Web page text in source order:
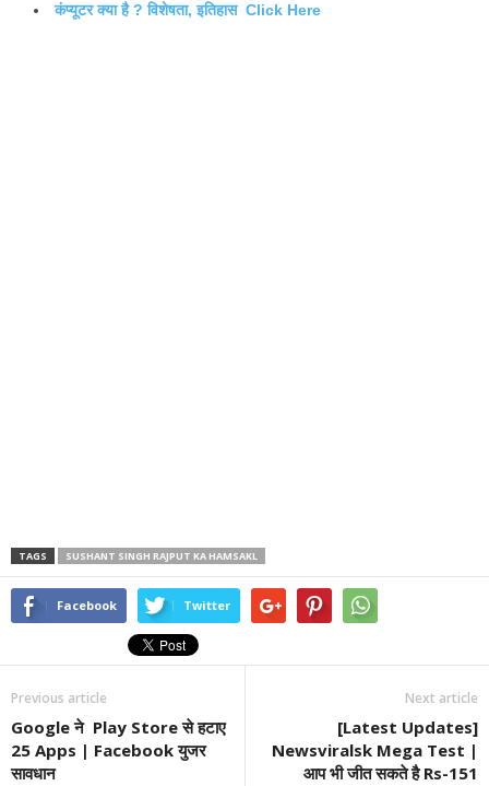
कंप्यूटर क्या है ? विशेषता, इतिहास Click Here
TAGS SUSHANT SINGH RAJPUT KA HAMSAKL
Facebook Twitter
Previous article
Google ने Play Store से हटाए
25 Apps | Facebook युजर
सावधान
Next article
[Latest Updates]
Newsviralsk Mega Test |
आप भी जीत सकते है Rs-151